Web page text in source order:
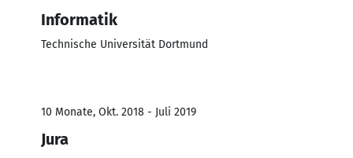
Informatik
Technische Universität Dortmund
10 Monate, Okt. 2018 - Juli 2019
Jura